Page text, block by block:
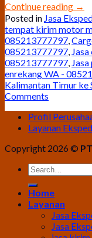
Continue reading →
Posted in Jasa
tempat kirim motor
085213777797,
085213777797,
085213777797,
enrekang WA -
Kalimantan Timur ke
Comments
Profil
Layanan
Copyright 2026 ©
Home
Layanan
Jasa
Jasa